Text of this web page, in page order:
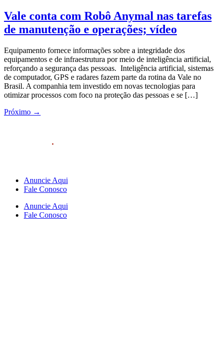
Vale conta com Robô Anymal nas tarefas
de manutenção e operações; vídeo
Equipamento fornece informações sobre a integridade dos
equipamentos e de infraestrutura por meio de inteligência artificial,
reforçando a segurança das pessoas. Inteligência artificial, sistemas
de computador, GPS e radares fazem parte da rotina da Vale no
Brasil. A companhia tem investido em novas tecnologias para
otimizar processos com foco na proteção das pessoas e se […]
Próximo →
Anuncie Aqui
Fale Conosco
Anuncie Aqui
Fale Conosco